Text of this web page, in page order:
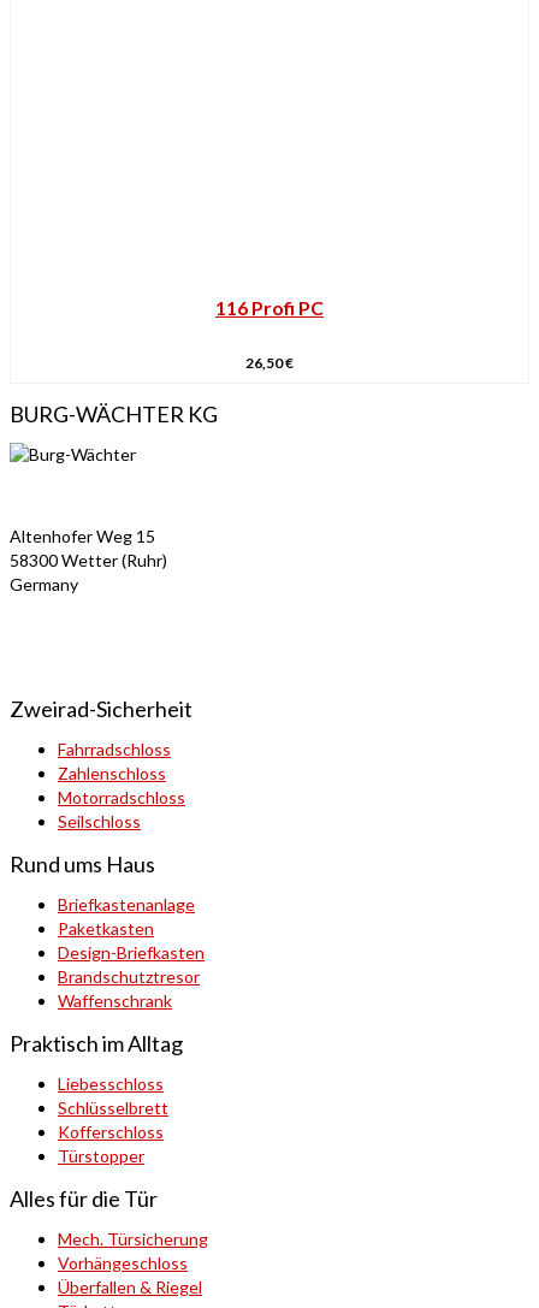
116 Profi PC
26,50€
BURG-WÄCHTER KG
Altenhofer Weg 15
58300 Wetter (Ruhr)
Germany
Zweirad-Sicherheit
Fahrradschloss
Zahlenschloss
Motorradschloss
Seilschloss
Rund ums Haus
Briefkastenanlage
Paketkasten
Design-Briefkasten
Brandschutztresor
Waffenschrank
Praktisch im Alltag
Liebesschloss
Schlüsselbrett
Kofferschloss
Türstopper
Alles für die Tür
Mech. Türsicherung
Vorhängeschloss
Überfallen & Riegel